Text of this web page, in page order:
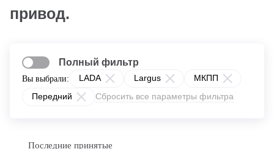
привод.
Вы выбрали: LADA Largus
МКПП
Передний
Сбросить все параметры фильтра
Полный фильтр